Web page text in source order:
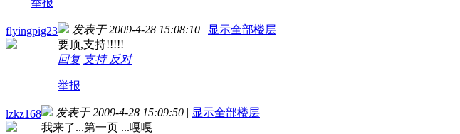
flyingpig23 发表于 2009-4-28 15:08:10 | 显示全部楼层
要顶,支持!!!!!
回复 支持 反对
举报
lzkz168 发表于 2009-4-28 15:09:50 | 显示全部楼层
我来了...第一页 ...嘎嘎